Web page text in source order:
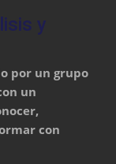
y
por un grupo
un
con